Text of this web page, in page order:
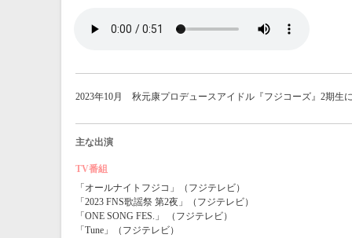
2023年10月 秋元康プロデュースアイドル『フジコーズ』2期生
主な出演
TV番組
「オールナイトフジコ」（フジテレビ）
「2023 FNS歌謡祭 第2夜」（フジテレビ）
「ONE SONG FES.」 （フジテレビ）
「Tune」（フジテレビ）